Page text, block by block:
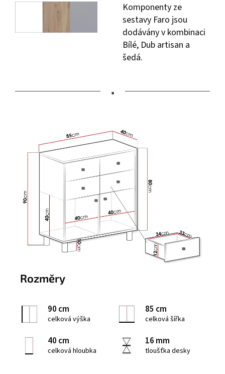
Komponenty ze
sestavy Faro jsou
dodávány v kombinaci
Bílé, Dub artisan a
šedá.
•
Rozměry
90 cm
celková výška
85 cm
celková šířka
40 cm
celková hloubka
16 mm
tloušťka desky